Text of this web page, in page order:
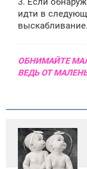
идти в
выскабливание.
ОБНИМАЙТЕ
ВЕДЬ ОТ